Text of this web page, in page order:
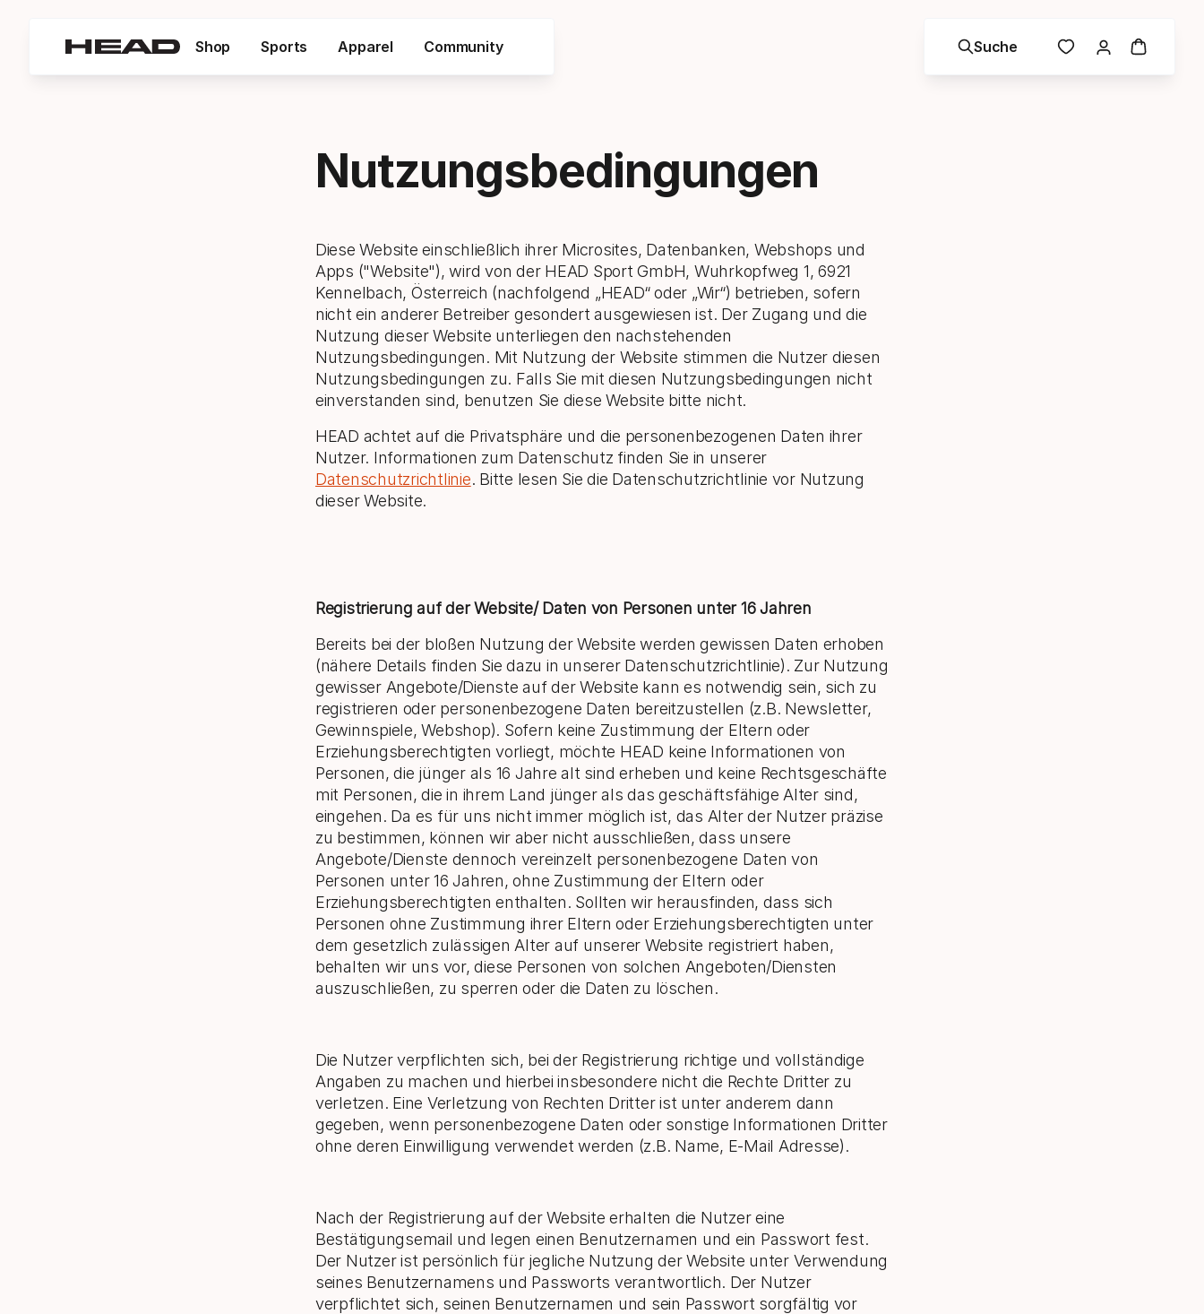
Shop Sports Apparel Community Suche
Nutzungsbedingungen
Diese Website einschließlich ihrer Microsites, Datenbanken, Webshops und
Apps ("Website"), wird von der HEAD Sport GmbH, Wuhrkopfweg 1, 6921
Kennelbach, Österreich (nachfolgend „HEAD“ oder „Wir“) betrieben, sofern
nicht ein anderer Betreiber gesondert ausgewiesen ist. Der Zugang und die
Nutzung dieser Website unterliegen den nachstehenden
Nutzungsbedingungen. Mit Nutzung der Website stimmen die Nutzer diesen
Nutzungsbedingungen zu. Falls Sie mit diesen Nutzungsbedingungen nicht
einverstanden sind, benutzen Sie diese Website bitte nicht.
HEAD achtet auf die Privatsphäre und die personenbezogenen Daten ihrer
Nutzer. Informationen zum Datenschutz finden Sie in unserer
Datenschutzrichtlinie. Bitte lesen Sie die Datenschutzrichtlinie vor Nutzung
dieser Website.
Registrierung auf der Website/ Daten von Personen unter 16 Jahren
Bereits bei der bloßen Nutzung der Website werden gewissen Daten erhoben
(nähere Details finden Sie dazu in unserer Datenschutzrichtlinie). Zur Nutzung
gewisser Angebote/Dienste auf der Website kann es notwendig sein, sich zu
registrieren oder personenbezogene Daten bereitzustellen (z.B. Newsletter,
Gewinnspiele, Webshop). Sofern keine Zustimmung der Eltern oder
Erziehungsberechtigten vorliegt, möchte HEAD keine Informationen von
Personen, die jünger als 16 Jahre alt sind erheben und keine Rechtsgeschäfte
mit Personen, die in ihrem Land jünger als das geschäftsfähige Alter sind,
eingehen. Da es für uns nicht immer möglich ist, das Alter der Nutzer präzise
zu bestimmen, können wir aber nicht ausschließen, dass unsere
Angebote/Dienste dennoch vereinzelt personenbezogene Daten von
Personen unter 16 Jahren, ohne Zustimmung der Eltern oder
Erziehungsberechtigten enthalten. Sollten wir herausfinden, dass sich
Personen ohne Zustimmung ihrer Eltern oder Erziehungsberechtigten unter
dem gesetzlich zulässigen Alter auf unserer Website registriert haben,
behalten wir uns vor, diese Personen von solchen Angeboten/Diensten
auszuschließen, zu sperren oder die Daten zu löschen.
Die Nutzer verpflichten sich, bei der Registrierung richtige und vollständige
Angaben zu machen und hierbei insbesondere nicht die Rechte Dritter zu
verletzen. Eine Verletzung von Rechten Dritter ist unter anderem dann
gegeben, wenn personenbezogene Daten oder sonstige Informationen Dritter
ohne deren Einwilligung verwendet werden (z.B. Name, E-Mail Adresse).
Nach der Registrierung auf der Website erhalten die Nutzer eine
Bestätigungsemail und legen einen Benutzernamen und ein Passwort fest.
Der Nutzer ist persönlich für jegliche Nutzung der Website unter Verwendung
seines Benutzernamens und Passworts verantwortlich. Der Nutzer
verpflichtet sich, seinen Benutzernamen und sein Passwort sorgfältig vor